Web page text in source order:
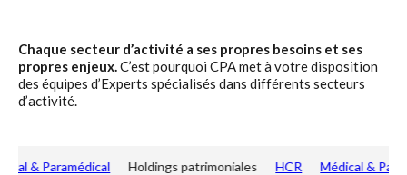
Chaque secteur d’activité a ses propres besoins et ses
propres enjeux.C’est pourquoi CPA met à votre disposition
des équipes d’Experts spécialisés dans différents secteurs
d’activité.
Holdings patrimoniales HCR
Médical & Paramédical Médical &